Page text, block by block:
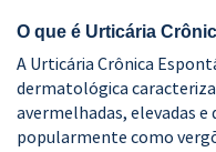
O que é Urticária
A Urticária Crônica
dermatológica
avermelhadas, elevadas
popularmente como